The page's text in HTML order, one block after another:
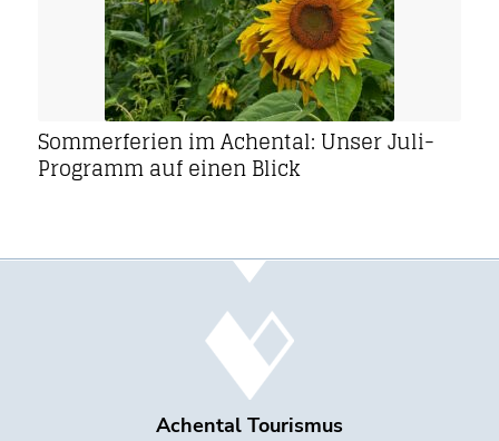
Sommerferien im Achental: Unser Juli-
Programm auf einen Blick
Achental Tourismus